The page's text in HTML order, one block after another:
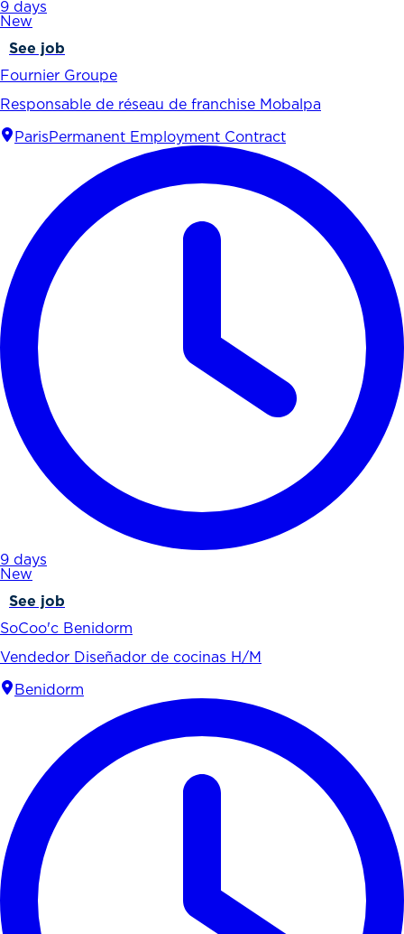
9 days
New
See job
Fournier Groupe
Responsable de réseau de franchise Mobalpa
Paris Permanent Employment Contract
9 days
New
See job
SoCoo'c Benidorm
Vendedor Diseñador de cocinas H/M
Benidorm